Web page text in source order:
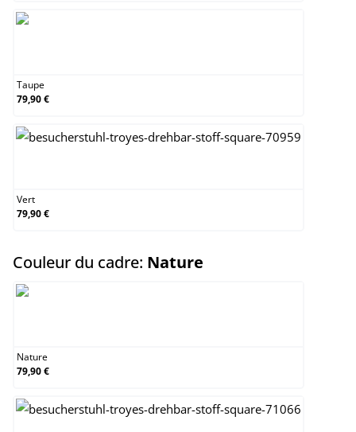
Taupe
79,90 €
Vert
79,90 €
Couleur du cadre: Nature
Nature
79,90 €